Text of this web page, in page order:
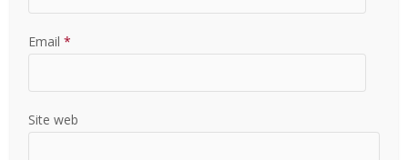
Email *
Site web